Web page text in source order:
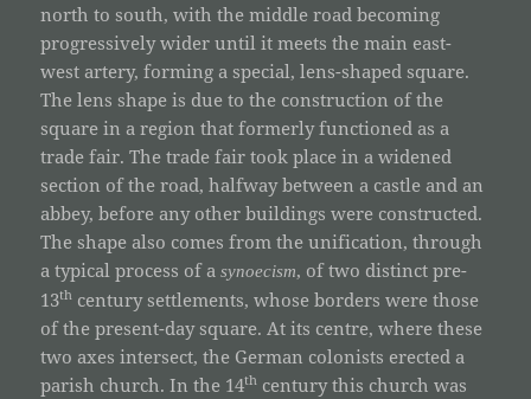
north to south, with the middle road becoming
progressively wider until it meets the main east-
west artery, forming a special, lens-shaped square.
The lens shape is due to the construction of the
square in a region that formerly functioned as a
trade fair. The trade fair took place in a widened
section of the road, halfway between a castle and an
abbey, before any other buildings were constructed.
The shape also comes from the unification, through
a typical process of asynoecism, of two distinct pre-
13th century settlements, whose borders were those
of the present-day square. At its centre, where these
two axes intersect, the German colonists erected a
parish church. In the 14th century this church was